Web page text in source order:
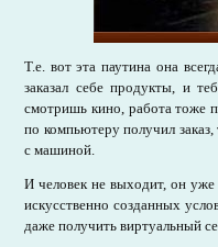
Т.е. вот эта паутина она
заказал себе продукты, и
смотришь кино, работа тоже
по компьютеру получил заказ,
с машиной.
И человек не выходит, он
искусственно созданных
даже получить виртуальный